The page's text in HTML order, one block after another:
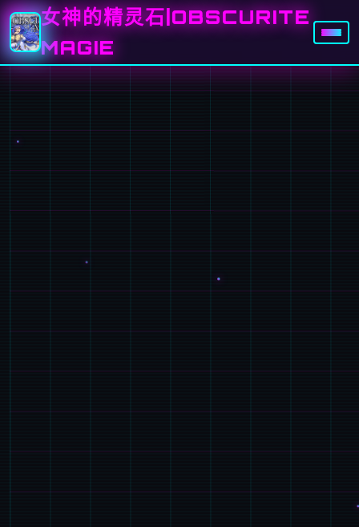
女神的精灵石|OBSCURITE
MAGIE